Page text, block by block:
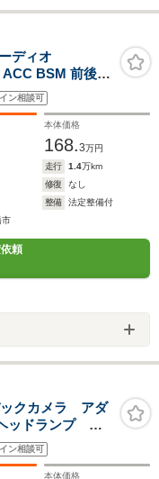
ディオ
BSM 前後ド
ドルシフト 黒革
ヘッドライト
ン相談可
本体価格
168.3万円
走行 1.4万km
修復
なし
整備
法定整備付
市
頼
クカメラ アダ
ッドランプ 衝
純正17インチ
ン相談可
本体価格